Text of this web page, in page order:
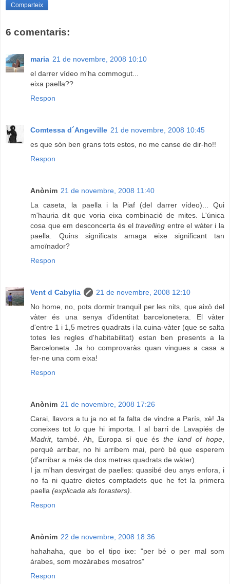
Comparteix
6 comentaris:
maria 21 de novembre, 2008 10:10
el darrer vídeo m'ha commogut...
eixa paella??
Respon
Comtessa d´Angeville 21 de novembre, 2008 10:45
es que són ben grans tots estos, no me canse de dir-ho!!
Respon
Anònim 21 de novembre, 2008 11:40
La caseta, la paella i la Piaf (del darrer vídeo)... Qui
m'hauria dit que voria eixa combinació de mites. L'única
cosa que em desconcerta és eltravelling entre el wàter i la
paella. Quins significats amaga eixe significant tan
amoïnador?
Respon
Vent d Cabylia
21 de novembre, 2008 12:10
No home, no, pots dormir tranquil per les nits, que això del
vàter és una senya d'identitat barcelonetera. El vàter
d'entre 1 i 1,5 metres quadrats i la cuina-vàter (que se salta
totes les regles d'habitabilitat) estan ben presents a la
Barceloneta. Ja ho comprovaràs quan vingues a casa a
fer-ne una com eixa!
Respon
Anònim 21 de novembre, 2008 17:26
Carai, llavors a tu ja no et fa falta de vindre a París, xè! Ja
coneixes tot loque hi importa. I al barri de Lavapiés de
Madrit, també. Ah, Europa sí que ésthe land of hope
perquè arribar, no hi arribem mai, però bé que esperem
(d'arribar a més de dos metres quadrats de wàter).
I ja m'han desvirgat de paelles: quasibé deu anys enfora, i
no fa ni quatre dietes comptadets que he fet la primera
paella (explicada als forasters)
Respon
Anònim 22 de novembre, 2008 18:36
hahahaha, que bo el tipo ixe: "per bé o per mal som
árabes, som mozárabes mosatros"
Respon